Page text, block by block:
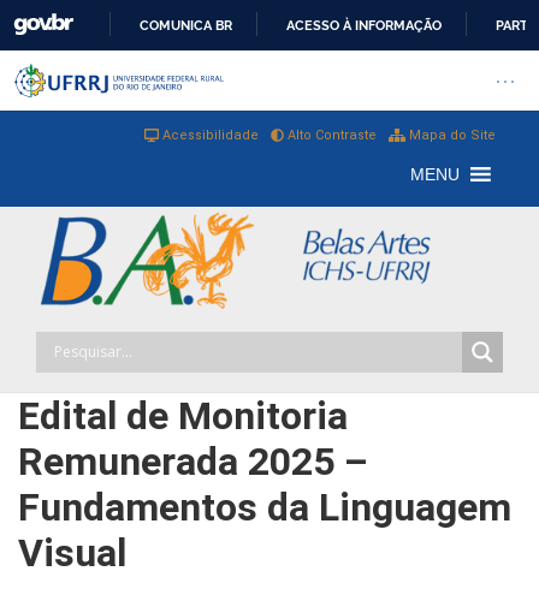
COMUNICA BR ACESSO À INFORMAÇÃO
Pular barra institucional
Barra institucional da
Mapa do Site
Alto Contraste
Acessibilidade
MENU
Edital de Monitoria
Remunerada 2025 –
Fundamentos da Linguagem
Visual